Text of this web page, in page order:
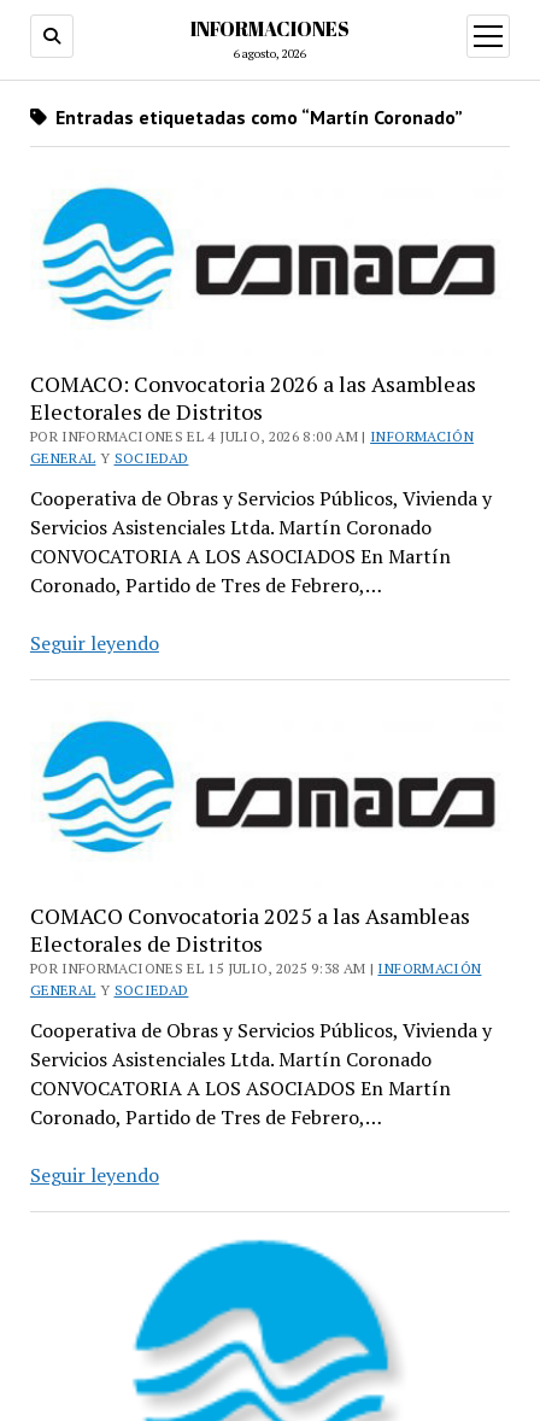
INFORMACIONES
6 agosto, 2026
abrir
menú
Entradas etiquetadas como “Martín Coronado”
COMACO: Convocatoria 2026 a las Asambleas
Electorales de Distritos
POR INFORMACIONES EL 4 JULIO, 2026 8:00 AM | INFORMACIÓN
GENERAL Y SOCIEDAD
Cooperativa de Obras y Servicios Públicos, Vivienda y
Servicios Asistenciales Ltda. Martín Coronado
CONVOCATORIA A LOS ASOCIADOS En Martín
Coronado, Partido de Tres de Febrero,…
Seguir leyendoCOMACO:
las
Asambleas
Electorales
COMACO Convocatoria 2025 a las Asambleas
Electorales de Distritos
POR INFORMACIONES EL 15 JULIO, 2025 9:38 AM | INFORMACIÓN
GENERAL Y SOCIEDAD
Cooperativa de Obras y Servicios Públicos, Vivienda y
Servicios Asistenciales Ltda. Martín Coronado
CONVOCATORIA A LOS ASOCIADOS En Martín
Coronado, Partido de Tres de Febrero,…
Seguir leyendoCOMACO
las
Asambleas
Electorales
de
Distritos